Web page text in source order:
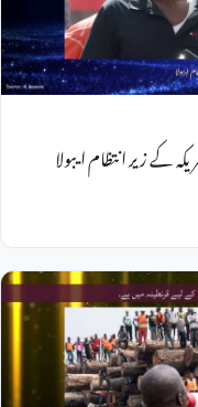
کے زیر انتظام ایبولا